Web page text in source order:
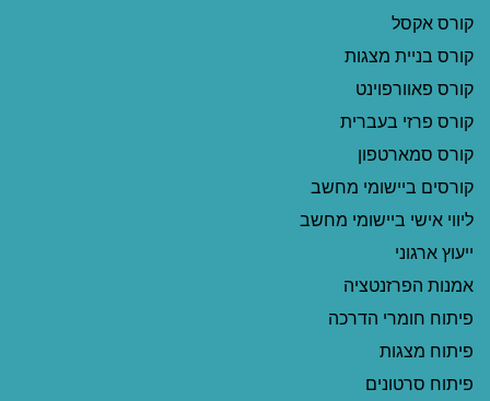
קורס אקסל
קורס בניית מצגות
קורס פאוורפוינט
קורס פרזי בעברית
קורס סמארטפון
קורסים ביישומי מחשב
ליווי אישי ביישומי מחשב
ייעוץ ארגוני
אמנות הפרזנטציה
פיתוח חומרי הדרכה
פיתוח מצגות
פיתוח סרטונים